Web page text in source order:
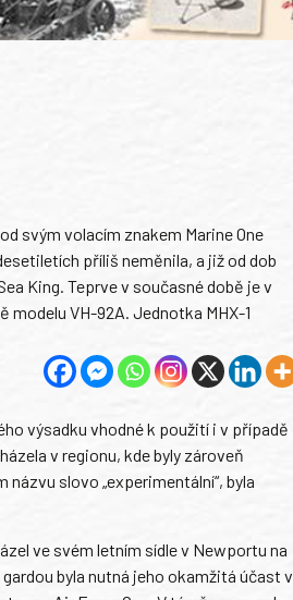
svým volacím znakem Marine One
příliš neměnila, a již od dob
King. Teprve v současné době je v
VH-92A. Jednotka MHX-1
výsadku vhodné k použití i v případě
v regionu, kde byly zároveň
slovo „experimentální“, byla
ve svém letním sídle v Newportu na
byla nutná jeho okamžitá účast v